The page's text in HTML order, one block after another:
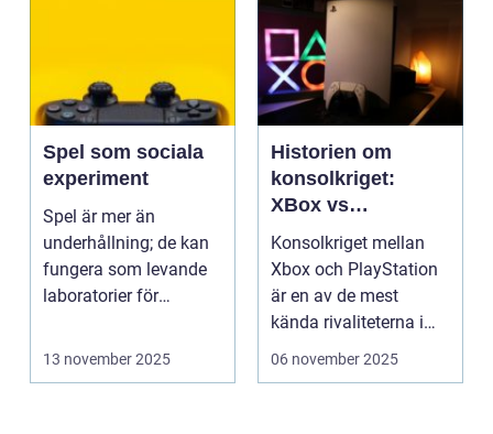
Spel som sociala
experiment
Spel är mer än
underhållning; de kan
fungera som levande
laboratorier för
13 november 2025
Historien om
konsolkriget:
XBox vs
PlayStation
Konsolkriget mellan
Xbox och PlayStation
är en av de mest
kända rivaliteterna i
spelvä...
06 november 2025